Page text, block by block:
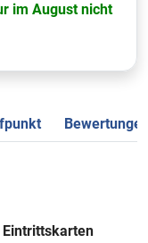
im August nicht